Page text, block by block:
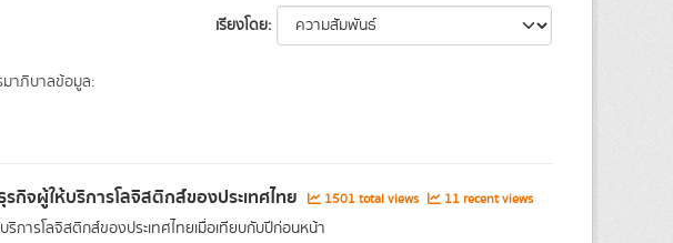
เรียงโดย
าภิบาลข้อมูล:
จผู้ให้บริการโลจิสติกส์ของประเทศไทย 1501 total views 11 recent views
ารโลจิสติกส์ของประเทศไทยเมื่อเทียบกับปีก่อนหน้า